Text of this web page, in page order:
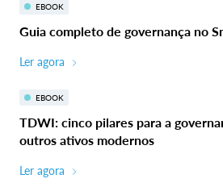
EBOOK
Guia completo de governança no
Ler agora
EBOOK
TDWI: cinco pilares para a
outros ativos modernos
Ler agora